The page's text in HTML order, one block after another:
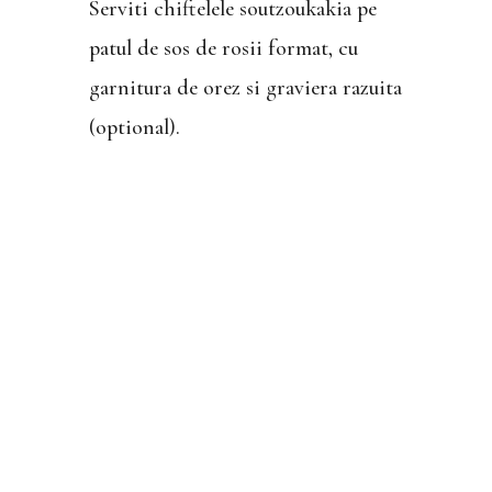
Serviti chiftelele soutzoukakia pe
patul de sos de rosii format, cu
garnitura de orez si graviera razuita
(optional).